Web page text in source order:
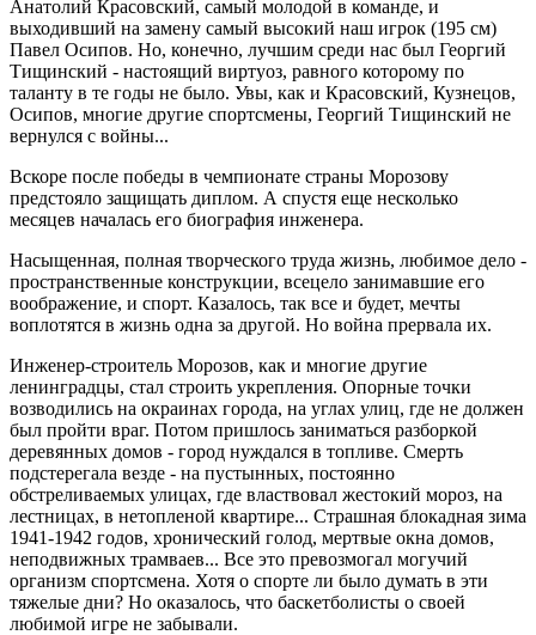
Анатолий Красовский, самый молодой в команде, и
выходивший на замену самый высокий наш игрок (195 см)
Павел Осипов. Но, конечно, лучшим среди нас был Георгий
Тищинский - настоящий виртуоз, равного которому по
таланту в те годы не было. Увы, как и Красовский, Кузнецов,
Осипов, многие другие спортсмены, Георгий Тищинский не
вернулся с войны...
Вскоре после победы в чемпионате страны Морозову
предстояло защищать диплом. А спустя еще несколько
месяцев началась его биография инженера.
Насыщенная, полная творческого труда жизнь, любимое дело -
пространственные конструкции, всецело занимавшие его
воображение, и спорт. Казалось, так все и будет, мечты
воплотятся в жизнь одна за другой. Но война прервала их.
Инженер-строитель Морозов, как и многие другие
ленинградцы, стал строить укрепления. Опорные точки
возводились на окраинах города, на углах улиц, где не должен
был пройти враг. Потом пришлось заниматься разборкой
деревянных домов - город нуждался в топливе. Смерть
подстерегала везде - на пустынных, постоянно
обстреливаемых улицах, где властвовал жестокий мороз, на
лестницах, в нетопленой квартире... Страшная блокадная зима
1941-1942 годов, хронический голод, мертвые окна домов,
неподвижных трамваев... Все это превозмогал могучий
организм спортсмена. Хотя о спорте ли было думать в эти
тяжелые дни? Но оказалось, что баскетболисты о своей
любимой игре не забывали.